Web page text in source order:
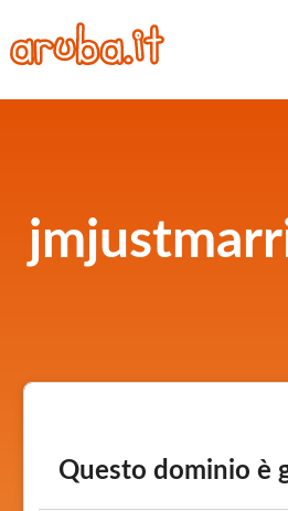
Questo dominio è